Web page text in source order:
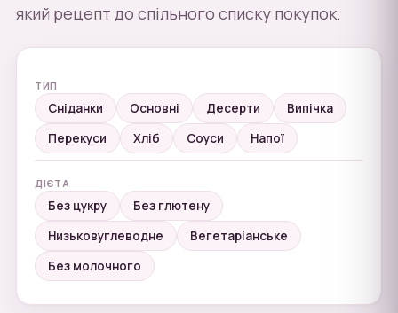
який рецепт до спільного списку покупок.
ТИП
Сніданки Основні Десерти
Випічка
Перекуси
Хліб Соуси Напої
ДІЄТА
Без цукру
Без глютену
Низьковуглеводне
Вегетаріанське
Без молочного